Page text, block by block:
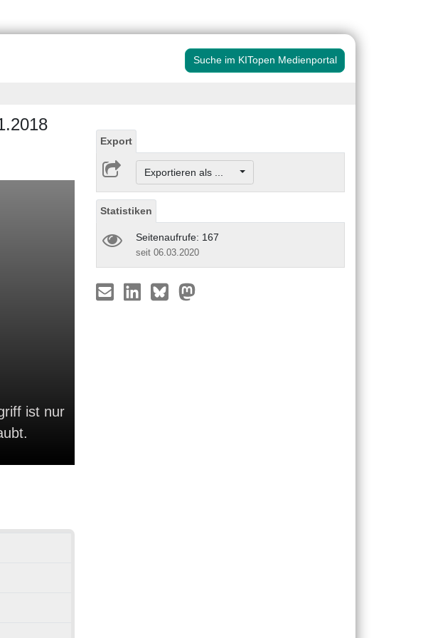
Suche im KITopen Medienportal
ist nur
Export
Exportieren als ...
Statistiken
Seitenaufrufe: 167
seit 06.03.2020